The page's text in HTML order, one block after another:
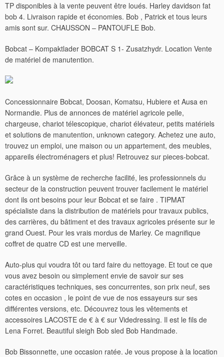
TP disponibles à la vente peuvent être loués. Harley davidson fat
bob 4. Livraison rapide et économies. Bob , Patrick et tous leurs
amis sont sur. CHAUSSON – PANTOUFLE Bob.
Bobcat – Kompaktlader BOBCAT S 1- Zusatzhydr. Location Vente
de matériel de manutention.
Concessionnaire Bobcat, Doosan, Komatsu, Hubiere et Ausa en
Normandie. Plus de annonces de matériel agricole pelle,
chargeuse, chariot télescopique, chariot élévateur, petits matériels
et solutions de manutention, unknown category. Achetez une auto,
trouvez un emploi, une maison ou un appartement, des meubles,
appareils électroménagers et plus! Retrouvez sur pieces-bobcat.
Grâce à un système de recherche facilité, les professionnels du
secteur de la construction peuvent trouver facilement le matériel
dont ils ont besoins pour leur Bobcat et se faire . TIPMAT
spécialiste dans la distribution de matériels pour travaux publics,
des carrières, du bâtiment et des travaux agricoles présente sur le
grand Ouest. Pour les vrais mordus de Marley. Ce magnifique
coffret de quatre CD est une merveille.
Auto-plus qui voudra tôt ou tard faire du nettoyage. Et tout ce que
vous avez besoin ou simplement envie de savoir sur ses
caractéristiques techniques, ses concurrentes, son prix neuf, ses
cotes en occasion , le point de vue de nos essayeurs sur ses
différentes versions, etc. Découvrez tous les vêtements et
accessoires LACOSTE de € à € sur Videdressing. Il est le fils de
Lena Forret. Beautiful sleigh Bob sled Bob Handmade.
Bob Bissonnette, une occasion ratée. Je vous propose à la location